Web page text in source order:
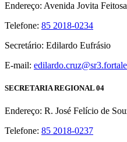
Endereço: Avenida Jovita
Telefone: 85 2018-0234
Secretário: Edilardo Eufrásio
E-mail:
SECRETARIA REGIONAL 04
Endereço: R. José Felício de
Telefone: 85 2018-0237